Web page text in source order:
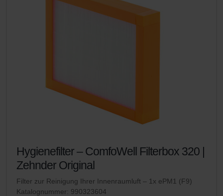
Hygienefilter – ComfoWell Filterbox 320 |
Zehnder Original
Filter zur Reinigung Ihrer Innenraumluft – 1x ePM1 (F9)
Katalognummer: 990323604